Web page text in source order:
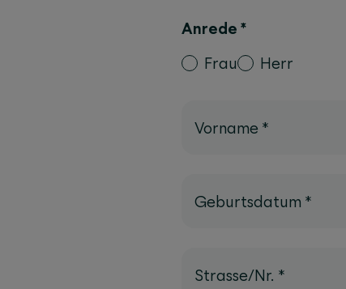
Anrede *
Frau
Herr
Vorname *
Geburtsdatum *
Strasse/Nr. *